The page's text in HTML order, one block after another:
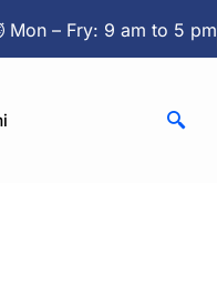
– Fry: 9 am to 5 pm